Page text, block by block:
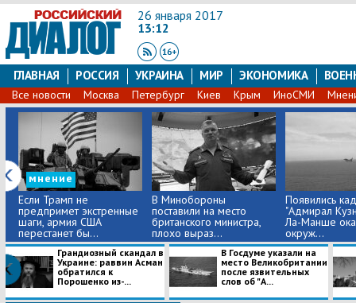
26 января 2017
13:12
ГЛАВНАЯ РОССИЯ УКРАИНА МИР ЭКОНОМИКА
Все новости Москва Петербург Киев Крым ИноСМИ
мнение
Если Трамп не
предпримет экстренные
шаги, армия США
перестанет бы...
В Минобороны
поставили на место
британского министра,
плохо выраз...
Появились
"Адмирал
Ла-Манше
окруж...
​Грандиозный скандал в
Украине: раввин Асман
обратился к
Порошенко из-...
В Госдуме указали на
место Великобритании
после язвительных
слов об "А...